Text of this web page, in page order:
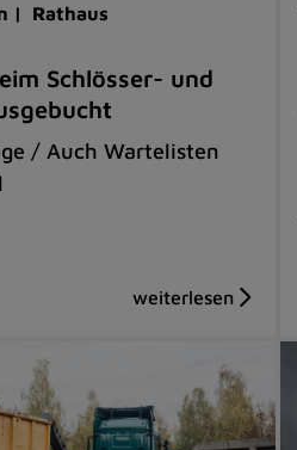
| Rathaus
Schlösser- und
/ Auch Wartelisten